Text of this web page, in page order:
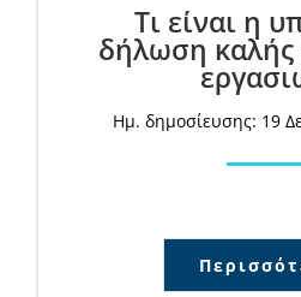
Τι είναι η
δήλωση καλής
Ημ. δημοσίευσης: 19